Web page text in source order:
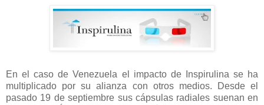
En el caso de Venezuela el impacto de Inspirulina se ha
multiplicado por su alianza con otros medios. Desde el
pasado 19 de septiembre sus cápsulas radiales suenan en